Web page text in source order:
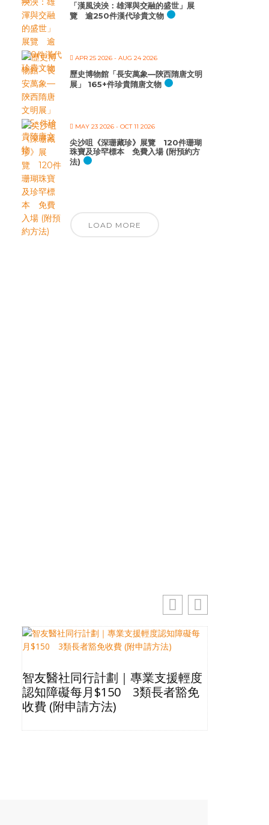
「漢風泱泱：雄渾與交融的盛世」展
覽 逾250件漢代珍貴文物
APR 25 2026 - AUG 24 2026
歷史博物館「長安萬象—陝西隋唐文明
展」 165+件珍貴隋唐文物
MAY 23 2026 - OCT 11 2026
尖沙咀《深珊藏珍》展覽 120件珊瑚
珠寶及珍罕標本 免費入場 (附預約方
法)
LOAD MORE
智友醫社同行計劃｜專業支援輕度
認知障礙每月$150 3類長者豁免
收費 (附申請方法)